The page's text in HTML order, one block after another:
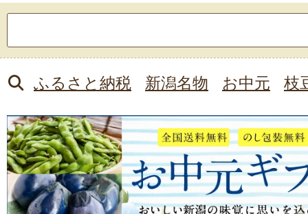
索:
ふるさと納税 新潟名物 お中元 枝